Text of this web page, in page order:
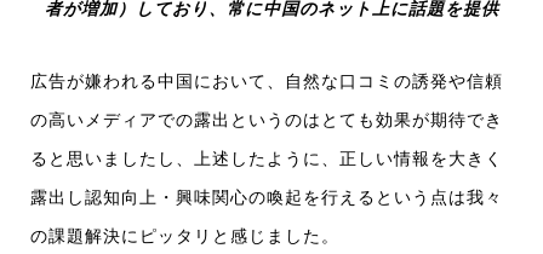
者が増加）しており、常に中国のネット上に話題を提供
広告が嫌われる中国において、自然な口コミの誘発や信頼
の高いメディアでの露出というのはとても効果が期待でき
ると思いましたし、上述したように、正しい情報を大きく
露出し認知向上・興味関心の喚起を行えるという点は我々
の課題解決にピッタリと感じました。